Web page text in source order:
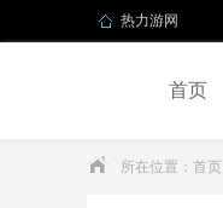
热力游网
首页
所在位置： 首页